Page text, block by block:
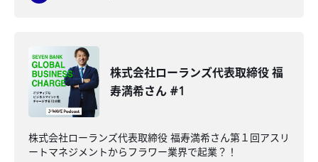
株式会社ローランズ代表取締役 福
寿満希さん #1
株式会社ローランズ代表取締役 福寿満希さん第１回アスリ
ートマネジメントからフラワー業界で起業？！